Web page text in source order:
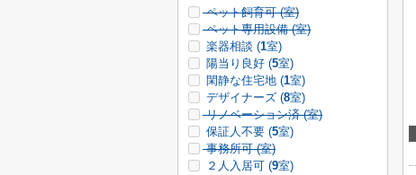
ペット飼育可 (室)
ペット専用設備 (室)
楽器相談 (1室)
陽当り良好 (5室)
閑静な住宅地 (1室)
デザイナーズ (8室)
リノベーション済 (室)
保証人不要 (5室)
事務所可 (室)
２人入居可 (9室)